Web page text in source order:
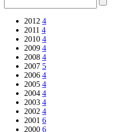
2012 4
2011 4
2010 4
2009 4
2008 4
2007 5
2006 4
2005 4
2004 4
2003 4
2002 4
2001 6
2000 6